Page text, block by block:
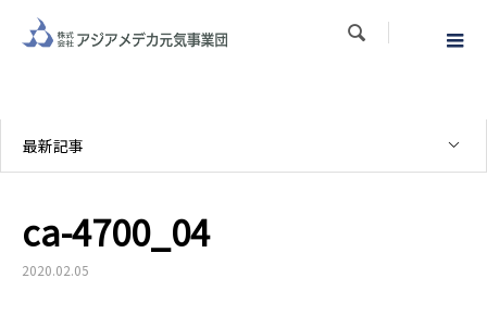

最新記事
ca-4700_04
2020.02.05